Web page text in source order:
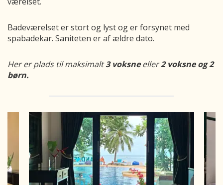
Badeværelset er stort og lyst og er forsynet med
spabadekar. Saniteten er af ældre dato.
Her er plads til maksimalt3 voksneeller2 voksne og 2
børn.